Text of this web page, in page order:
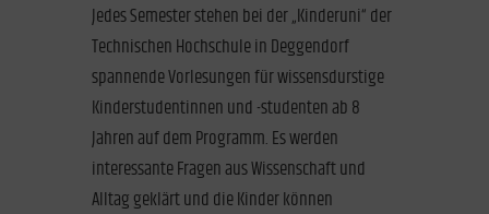
Jedes Semester stehen bei der „Kinderuni“ der
Technischen Hochschule in Deggendorf
spannende Vorlesungen für wissensdurstige
Kinderstudentinnen und -studenten ab 8
Jahren auf dem Programm. Es werden
interessante Fragen aus Wissenschaft und
Alltag geklärt und die Kinder können